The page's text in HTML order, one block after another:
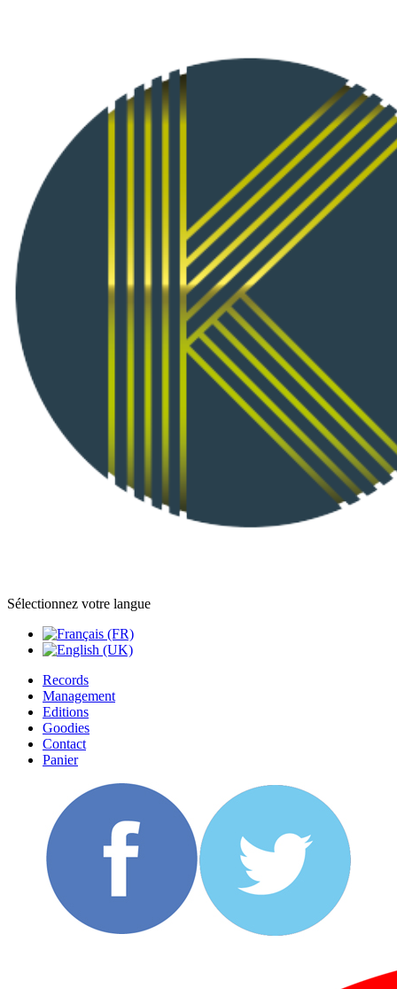
Sélectionnez votre langue
Records
Management
Editions
Goodies
Contact
Panier